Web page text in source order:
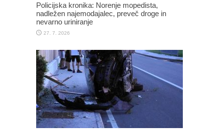
Policijska kronika: Norenje mopedista,
nadležen najemodajalec, preveč droge in
nevarno uriniranje
27. 7. 2026